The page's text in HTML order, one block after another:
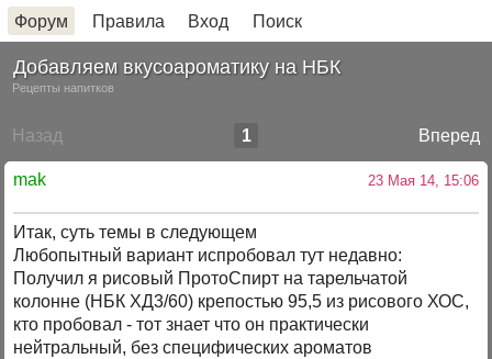
Форум Правила Вход Поиск
Добавляем вкусоароматику на НБК
Рецепты напитков
Назад Вперед
1
mak 23 Мая 14, 15:06
Итак, суть темы в следующем
Любопытный вариант испробовал тут недавно:
Получил я рисовый ПротоСпирт на тарельчатой
колонне (НБК ХД3/60) крепостью 95,5 из рисового ХОС,
кто пробовал - тот знает что он практически
нейтральный, без специфических ароматов